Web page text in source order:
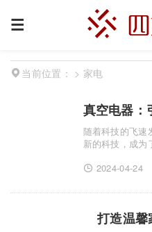
当前位置： > 家电
随着科技的飞速
新的科技，成为
们的生活方式，让智
2024-04-24
打造温